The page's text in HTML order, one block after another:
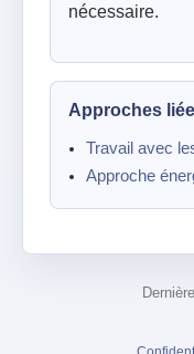
nécessaire.
Approches
Travail avec
Approche